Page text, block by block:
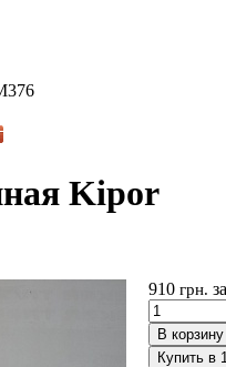
Kipor
910 грн.
В корзину
Купить в